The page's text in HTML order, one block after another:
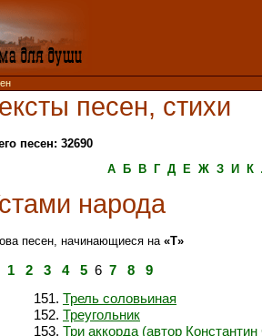
песен, стихи
песен: 32690
А
Б В Г Д Е Ж З И К
народа
песен, начинающиеся на «Т»
1 2 3 4 5 6 7 8
9
Трель соловьиная
Треугольник
Три аккорда (автор